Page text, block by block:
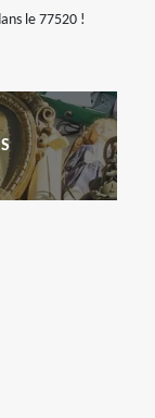
le 77520 !